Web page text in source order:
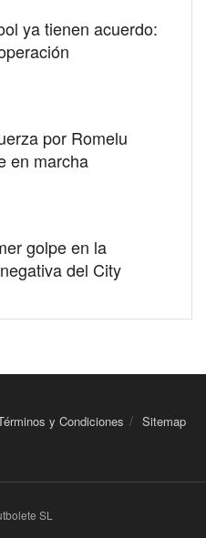
ya tienen acuerdo:
por Romelu
en marcha
golpe en la
del City
y Condiciones Sitemap
SL